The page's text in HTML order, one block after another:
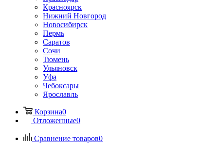
Красноярск
Нижний Новгород
Новосибирск
Пермь
Саратов
Сочи
Тюмень
Ульяновск
Уфа
Чебоксары
Ярославль
Корзина0
Отложенные0
Сравнение товаров0